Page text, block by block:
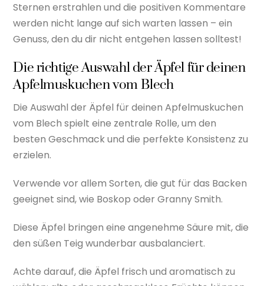
Sternen erstrahlen und die positiven Kommentare
werden nicht lange auf sich warten lassen – ein
Genuss, den du dir nicht entgehen lassen solltest!
Die richtige Auswahl der Äpfel für deinen
Apfelmuskuchen vom Blech
Die Auswahl der Äpfel für deinen Apfelmuskuchen
vom Blech spielt eine zentrale Rolle, um den
besten Geschmack und die perfekte Konsistenz zu
erzielen.
Verwende vor allem Sorten, die gut für das Backen
geeignet sind, wie Boskop oder Granny Smith.
Diese Äpfel bringen eine angenehme Säure mit, die
den süßen Teig wunderbar ausbalanciert.
Achte darauf, die Äpfel frisch und aromatisch zu